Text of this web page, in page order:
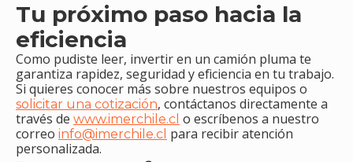
Tu próximo paso hacia la
eficiencia
Como pudiste leer, invertir en un camión pluma te
garantiza rapidez, seguridad y eficiencia en tu trabajo.
Si quieres conocer más sobre nuestros equipos o
solicitar una cotización, contáctanos directamente a
través de www.imerchile.cl o escríbenos a nuestro
correo info@imerchile.cl para recibir atención
personalizada.